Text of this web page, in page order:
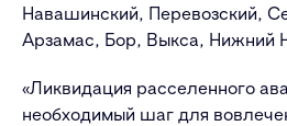
Навашинский, Перевозский,
Арзамас, Бор, Выкса, Нижний
«Ликвидация расселенного
необходимый шаг для